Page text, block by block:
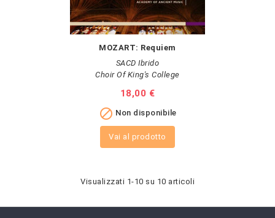
MOZART: Requiem
SACD Ibrido
Choir Of King's College
Prezzo
18,00 €
 Non disponibile
Vai al prodotto
Visualizzati 1-10 su 10 articoli